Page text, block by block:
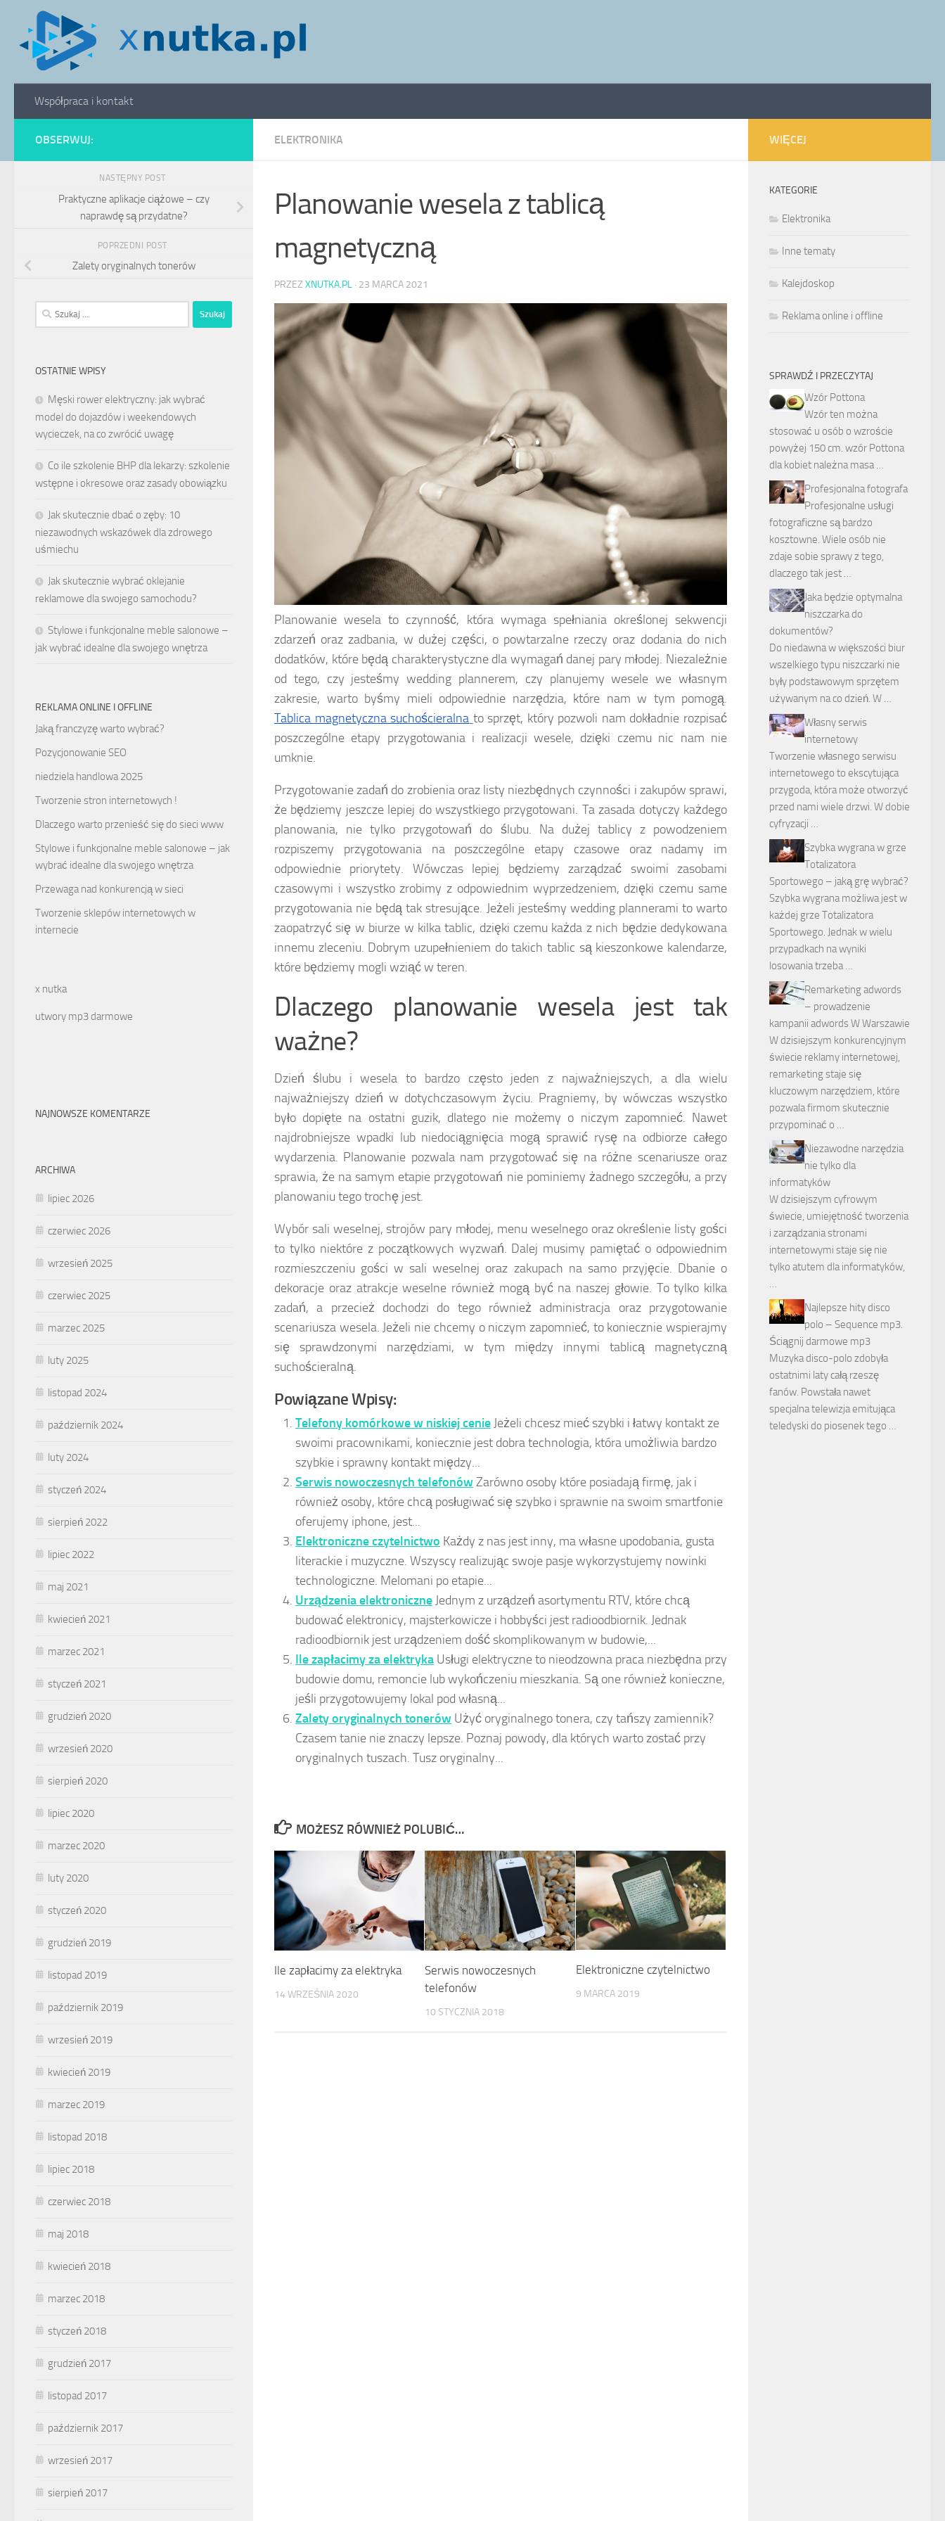
Skip to content
Współpraca i kontakt
ELEKTRONIKA
Planowanie wesela z tablicą
magnetyczną
PRZEZ XNUTKA.PL · 23 MARCA 2021
Planowanie wesela to czynność, która wymaga spełniania określonej sekwencji
zdarzeń oraz zadbania, w dużej części, o powtarzalne rzeczy oraz dodania do nich
dodatków, które będą charakterystyczne dla wymagań danej pary młodej. Niezależnie
od tego, czy jesteśmy wedding plannerem, czy planujemy wesele we własnym
zakresie, warto byśmy mieli odpowiednie narzędzia, które nam w tym pomogą.
Tablica magnetyczna suchościeralna to sprzęt, który pozwoli nam dokładnie rozpisać
poszczególne etapy przygotowania i realizacji wesele, dzięki czemu nic nam nie
umknie.
Przygotowanie zadań do zrobienia oraz listy niezbędnych czynności i zakupów sprawi,
że będziemy jeszcze lepiej do wszystkiego przygotowani. Ta zasada dotyczy każdego
planowania, nie tylko przygotowań do ślubu. Na dużej tablicy z powodzeniem
rozpiszemy przygotowania na poszczególne etapy czasowe oraz nadamy im
odpowiednie priorytety. Wówczas lepiej będziemy zarządzać swoimi zasobami
czasowymi i wszystko zrobimy z odpowiednim wyprzedzeniem, dzięki czemu same
przygotowania nie będą tak stresujące. Jeżeli jesteśmy wedding plannerami to warto
zaopatrzyć się w biurze w kilka tablic, dzięki czemu każda z nich będzie dedykowana
innemu zleceniu. Dobrym uzupełnieniem do takich tablic są kieszonkowe kalendarze,
które będziemy mogli wziąć w teren.
Dlaczego planowanie wesela jest tak
ważne?
Dzień ślubu i wesela to bardzo często jeden z najważniejszych, a dla wielu
najważniejszy dzień w dotychczasowym życiu. Pragniemy, by wówczas wszystko
było dopięte na ostatni guzik, dlatego nie możemy o niczym zapomnieć. Nawet
najdrobniejsze wpadki lub niedociągnięcia mogą sprawić rysę na odbiorze całego
wydarzenia. Planowanie pozwala nam przygotować się na różne scenariusze oraz
sprawia, że na samym etapie przygotowań nie pominiemy żadnego szczegółu, a przy
planowaniu tego trochę jest.
Wybór sali weselnej, strojów pary młodej, menu weselnego oraz określenie listy gości
to tylko niektóre z początkowych wyzwań. Dalej musimy pamiętać o odpowiednim
rozmieszczeniu gości w sali weselnej oraz zakupach na samo przyjęcie. Dbanie o
dekoracje oraz atrakcje weselne również mogą być na naszej głowie. To tylko kilka
zadań, a przecież dochodzi do tego również administracja oraz przygotowanie
scenariusza wesela. Jeżeli nie chcemy o niczym zapomnieć, to koniecznie wspierajmy
się sprawdzonymi narzędziami, w tym między innymi tablicą magnetyczną
suchościeralną.
Powiązane Wpisy:
Telefony komórkowe w niskiej cenie Jeżeli chcesz mieć szybki i łatwy kontakt ze
swoimi pracownikami, koniecznie jest dobra technologia, która umożliwia bardzo
szybkie i sprawny kontakt między...
Serwis nowoczesnych telefonówZarówno osoby które posiadają firmę, jak i
również osoby, które chcą posługiwać się szybko i sprawnie na swoim smartfonie
oferujemy iphone, jest...
Elektroniczne czytelnictwo Każdy z nas jest inny, ma własne upodobania, gusta
literackie i muzyczne. Wszyscy realizując swoje pasje wykorzystujemy nowinki
technologiczne. Melomani po etapie...
Urządzenia elektroniczne Jednym z urządzeń asortymentu RTV, które chcą
budować elektronicy, majsterkowicze i hobbyści jest radioodbiornik. Jednak
radioodbiornik jest urządzeniem dość skomplikowanym w budowie,...
Ile zapłacimy za elektryka Usługi elektryczne to nieodzowna praca niezbędna przy
budowie domu, remoncie lub wykończeniu mieszkania. Są one również konieczne,
jeśli przygotowujemy lokal pod własną...
Zalety oryginalnych tonerów Użyć oryginalnego tonera, czy tańszy zamiennik?
Czasem tanie nie znaczy lepsze. Poznaj powody, dla których warto zostać przy
oryginalnych tuszach. Tusz oryginalny...
MOŻESZ RÓWNIEŻ POLUBIĆ…
Ile zapłacimy za elektryka
14 WRZEŚNIA 2020
Serwis nowoczesnych
telefonów
10 STYCZNIA 2018
Elektroniczne czytelnictwo
9 MARCA 2019
OBSERWUJ:
NASTĘPNY POST
Praktyczne aplikacje ciążowe – czy
naprawdę są przydatne?
POPRZEDNI POST
Zalety oryginalnych tonerów
Szukaj:
OSTATNIE WPISY
Męski rower elektryczny: jak wybrać
model do dojazdów i weekendowych
wycieczek, na co zwrócić uwagę
Co ile szkolenie BHP dla lekarzy: szkolenie
wstępne i okresowe oraz zasady obowiązku
Jak skutecznie dbać o zęby: 10
niezawodnych wskazówek dla zdrowego
uśmiechu
Jak skutecznie wybrać oklejanie
reklamowe dla swojego samochodu?
Stylowe i funkcjonalne meble salonowe –
jak wybrać idealne dla swojego wnętrza
REKLAMA ONLINE I OFFLINE
Jaką franczyzę warto wybrać?
Pozycjonowanie SEO
niedziela handlowa 2025
Tworzenie stron internetowych !
Dlaczego warto przenieść się do sieci www
Stylowe i funkcjonalne meble salonowe – jak
wybrać idealne dla swojego wnętrza
Przewaga nad konkurencją w sieci
Tworzenie sklepów internetowych w
internecie
x nutka
utwory mp3 darmowe
NAJNOWSZE KOMENTARZE
ARCHIWA
lipiec 2026
czerwiec 2026
wrzesień 2025
czerwiec 2025
marzec 2025
luty 2025
listopad 2024
październik 2024
luty 2024
styczeń 2024
sierpień 2022
lipiec 2022
maj 2021
kwiecień 2021
marzec 2021
styczeń 2021
grudzień 2020
wrzesień 2020
sierpień 2020
lipiec 2020
marzec 2020
luty 2020
styczeń 2020
grudzień 2019
listopad 2019
październik 2019
wrzesień 2019
kwiecień 2019
marzec 2019
listopad 2018
lipiec 2018
czerwiec 2018
maj 2018
kwiecień 2018
marzec 2018
styczeń 2018
grudzień 2017
listopad 2017
październik 2017
wrzesień 2017
sierpień 2017
WIĘCEJ
KATEGORIE
Elektronika
Inne tematy
Kalejdoskop
Reklama online i offline
SPRAWDŹ I PRZECZYTAJ
Wzór Pottona
Wzór ten można
stosować u osób o wzroście
powyżej 150 cm. wzór Pottona
dla kobiet należna masa …
Profesjonalna fotografa
Profesjonalne usługi
fotograficzne są bardzo
kosztowne. Wiele osób nie
zdaje sobie sprawy z tego,
dlaczego tak jest …
Jaka będzie optymalna
niszczarka do
dokumentów?
Do niedawna w większości biur
wszelkiego typu niszczarki nie
były podstawowym sprzętem
używanym na co dzień. W …
Własny serwis
internetowy
Tworzenie własnego serwisu
internetowego to ekscytująca
przygoda, która może otworzyć
przed nami wiele drzwi. W dobie
cyfryzacji …
Szybka wygrana w grze
Totalizatora
Sportowego – jaką grę wybrać?
Szybka wygrana możliwa jest w
każdej grze Totalizatora
Sportowego. Jednak w wielu
przypadkach na wyniki
losowania trzeba …
Remarketing adwords
– prowadzenie
kampanii adwords W Warszawie
W dzisiejszym konkurencyjnym
świecie reklamy internetowej,
remarketing staje się
kluczowym narzędziem, które
pozwala firmom skutecznie
przypominać o …
Niezawodne narzędzia
nie tylko dla
informatyków
W dzisiejszym cyfrowym
świecie, umiejętność tworzenia
i zarządzania stronami
internetowymi staje się nie
tylko atutem dla informatyków,
…
Najlepsze hity disco
polo – Sequence mp3.
Ściągnij darmowe mp3
Muzyka disco-polo zdobyła
ostatnimi laty całą rzeszę
fanów. Powstała nawet
specjalna telewizja emitująca
teledyski do piosenek tego …